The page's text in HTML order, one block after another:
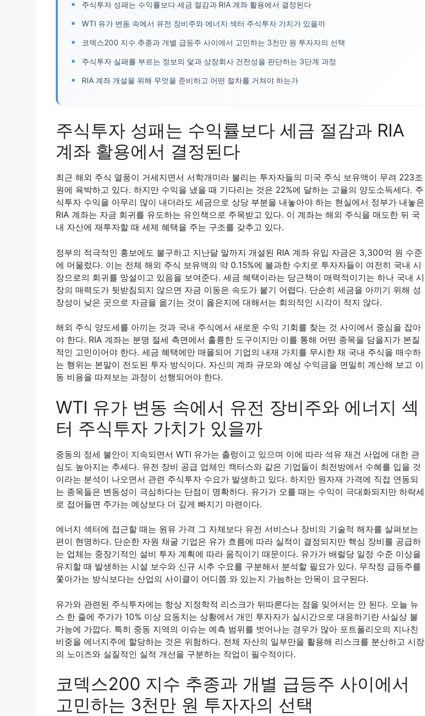
주식투자 성패는 수익률보다 세금 절감과 RIA 계좌 활용에서 결정된다
WTI 유가 변동 속에서 유전 장비주와 에너지 섹터 주식투자 가치가 있을까
코덱스200 지수 추종과 개별 급등주 사이에서 고민하는 3천만 원 투자자의 선택
주식투자 실패를 부르는 정보의 덫과 상장회사 건전성을 판단하는 3단계 과정
RIA 계좌 개설을 위해 무엇을 준비하고 어떤 절차를 거쳐야 하는가
주식투자 성패는 수익률보다 세금 절감과 RIA
계좌 활용에서 결정된다
최근 해외 주식 열풍이 거세지면서 서학개미라 불리는 투자자들의 미국 주식 보유액이 무려 223조
원에 육박하고 있다. 하지만 수익을 냈을 때 기다리는 것은 22%에 달하는 고율의 양도소득세다. 주
식투자 수익을 아무리 많이 내더라도 세금으로 상당 부분을 내놓아야 하는 현실에서 정부가 내놓은
RIA 계좌는 자금 회귀를 유도하는 유인책으로 주목받고 있다. 이 계좌는 해외 주식을 매도한 뒤 국
내 자산에 재투자할 때 세제 혜택을 주는 구조를 갖추고 있다.
정부의 적극적인 홍보에도 불구하고 지난달 말까지 개설된 RIA 계좌 유입 자금은 3,300억 원 수준
에 머물렀다. 이는 전체 해외 주식 보유액의 약 0.15%에 불과한 수치로 투자자들이 여전히 국내 시
장으로의 회귀를 망설이고 있음을 보여준다. 세금 혜택이라는 당근책이 매력적이기는 하나 국내 시
장의 매력도가 뒷받침되지 않으면 자금 이동은 속도가 붙기 어렵다. 단순히 세금을 아끼기 위해 성
장성이 낮은 곳으로 자금을 옮기는 것이 옳은지에 대해서는 회의적인 시각이 적지 않다.
해외 주식 양도세를 아끼는 것과 국내 주식에서 새로운 수익 기회를 찾는 것 사이에서 중심을 잡아
야 한다. RIA 계좌는 분명 절세 측면에서 훌륭한 도구이지만 이를 통해 어떤 종목을 담을지가 본질
적인 고민이어야 한다. 세금 혜택에만 매몰되어 기업의 내재 가치를 무시한 채 국내 주식을 매수하
는 행위는 본말이 전도된 투자 방식이다. 자신의 계좌 규모와 예상 수익금을 면밀히 계산해 보고 이
동 비용을 따져보는 과정이 선행되어야 한다.
WTI 유가 변동 속에서 유전 장비주와 에너지 섹
터 주식투자 가치가 있을까
중동의 정세 불안이 지속되면서 WTI 유가는 출렁이고 있으며 이에 따라 석유 재건 사업에 대한 관
심도 높아지는 추세다. 유전 장비 공급 업체인 캑터스와 같은 기업들이 최전방에서 수혜를 입을 것
이라는 분석이 나오면서 관련 주식투자 수요가 발생하고 있다. 하지만 원자재 가격에 직접 연동되
는 종목들은 변동성이 극심하다는 단점이 명확하다. 유가가 오를 때는 수익이 극대화되지만 하락세
로 접어들면 주가는 예상보다 더 깊게 빠지기 마련이다.
에너지 섹터에 접근할 때는 원유 가격 그 자체보다 유전 서비스나 장비의 기술적 해자를 살펴보는
편이 현명하다. 단순한 자원 채굴 기업은 유가 흐름에 따라 실적이 결정되지만 핵심 장비를 공급하
는 업체는 중장기적인 설비 투자 계획에 따라 움직이기 때문이다. 유가가 배럴당 일정 수준 이상을
유지할 때 발생하는 시설 보수와 신규 시추 수요를 구분해서 분석할 필요가 있다. 무작정 급등주를
쫓아가는 방식보다는 산업의 사이클이 어디쯤 와 있는지 가늠하는 안목이 요구된다.
유가와 관련된 주식투자에는 항상 지정학적 리스크가 뒤따른다는 점을 잊어서는 안 된다. 오늘 뉴
스 한 줄에 주가가 10% 이상 요동치는 상황에서 개인 투자자가 실시간으로 대응하기란 사실상 불
가능에 가깝다. 특히 중동 지역의 이슈는 예측 범위를 벗어나는 경우가 많아 포트폴리오의 지나친
비중을 에너지주에 할당하는 것은 위험하다. 전체 자산의 일부만을 활용해 리스크를 분산하고 시장
의 노이즈와 실질적인 실적 개선을 구분하는 작업이 필수적이다.
코덱스200 지수 추종과 개별 급등주 사이에서
고민하는 3천만 원 투자자의 선택